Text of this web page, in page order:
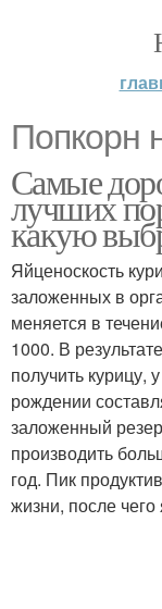
Попкорн
Самые
лучших
какую
Яйценоскость
заложенных в
меняется в
1000. В
получить курицу,
рождении
заложенный
производить
год. Пик
жизни, после чего